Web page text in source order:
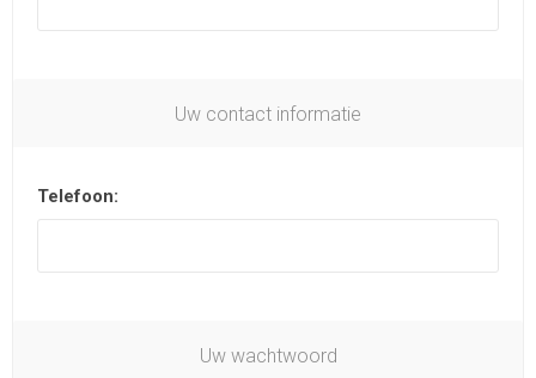
Uw contact informatie
Telefoon:
Uw wachtwoord